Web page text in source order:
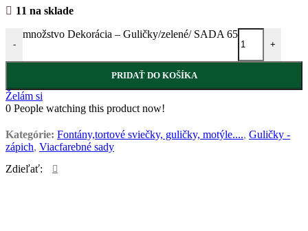
11 na sklade
-
množstvo Dekorácia – Guličky/zelené/ SADA 65
+
PRIDAŤ DO KOŠÍKA
Želám si
0 People watching this product now!
Kategórie: Fontány,tortové sviečky, guličky, motýle...., Guličky -
zápich, Viacfarebné sady
Zdieľať: